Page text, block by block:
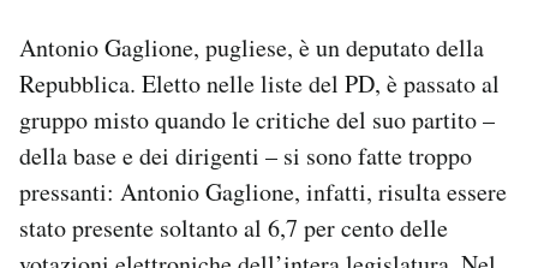
Antonio Gaglione, pugliese, è un deputato della
Repubblica. Eletto nelle liste del PD, è passato al
gruppo misto quando le critiche del suo partito –
della base e dei dirigenti – si sono fatte troppo
pressanti: Antonio Gaglione, infatti, risulta essere
stato presente soltanto al 6,7 per cento delle